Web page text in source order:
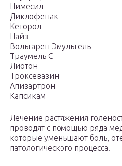
Нимесил
Диклофенак
Кеторол
Найз
Вольтарен Эмульгель
Траумель С
Лиотон
Троксевазин
Апизартрон
Капсикам
Лечение растяжения
проводят с помощью ряда
которые уменьшают боль,
патологического процесса.